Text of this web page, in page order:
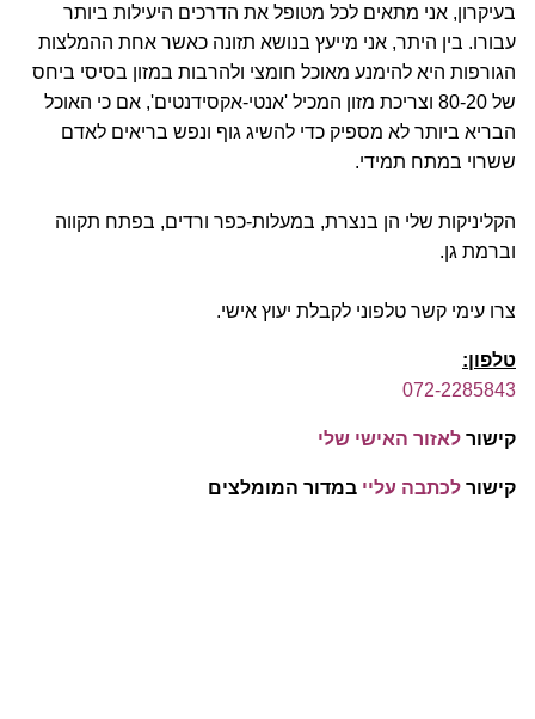
בעיקרון, אני מתאים לכל מטופל את הדרכים היעילות ביותר
עבורו. בין היתר, אני מייעץ בנושא תזונה כאשר אחת ההמלצות
הגורפות היא להימנע מאוכל חומצי ולהרבות במזון בסיסי ביחס
של 80-20 וצריכת מזון המכיל 'אנטי-אקסידנטים', אם כי האוכל
הבריא ביותר לא מספיק כדי להשיג גוף ונפש בריאים לאדם
ששרוי במתח תמידי.
הקליניקות שלי הן בנצרת, במעלות-כפר ורדים, בפתח תקווה
וברמת גן.
צרו עימי קשר טלפוני לקבלת יעוץ אישי.
טלפון:
072-2285843
קישור לאזור האישי שלי
קישור לכתבה עליי במדור המומלצים